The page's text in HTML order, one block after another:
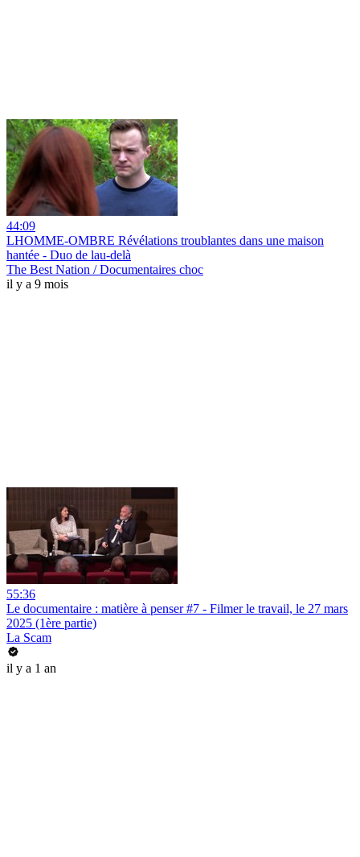
44:09
LHOMME-OMBRE Révélations troublantes dans une maison
hantée - Duo de lau-delà
The Best Nation / Documentaires choc
il y a 9 mois
55:36
Le documentaire : matière à penser #7 - Filmer le travail, le 27 mars
2025 (1ère partie)
La Scam
il y a 1 an